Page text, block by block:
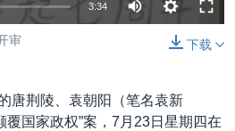
3:34
下载
审
唐荆陵、袁朝阳（笔名袁新
覆国家政权”案，7月23日星期四在